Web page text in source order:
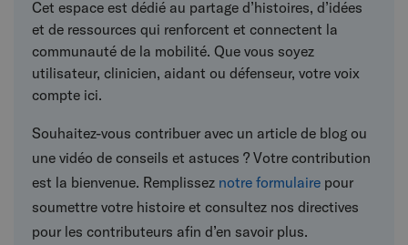
Cet espace est dédié au partage d’histoires, d’idées
et de ressources qui renforcent et connectent la
communauté de la mobilité. Que vous soyez
utilisateur, clinicien, aidant ou défenseur, votre voix
compte ici.
Souhaitez-vous contribuer avec un article de blog ou
une vidéo de conseils et astuces ? Votre contribution
est la bienvenue. Remplissez notre formulaire pour
soumettre votre histoire et consultez nos directives
pour les contributeurs afin d’en savoir plus.